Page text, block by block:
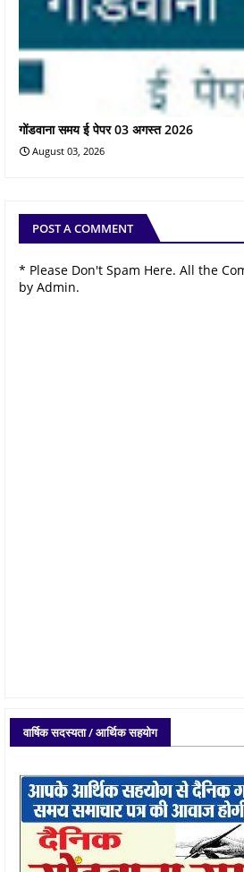
गोंडवाना समय ई पेपर 03 अगस्त 2026
August 03, 2026
POST A COMMENT
* Please Don't Spam Here. All the
by Admin.
वार्षिक सदस्यता / आर्थिक सहयोग